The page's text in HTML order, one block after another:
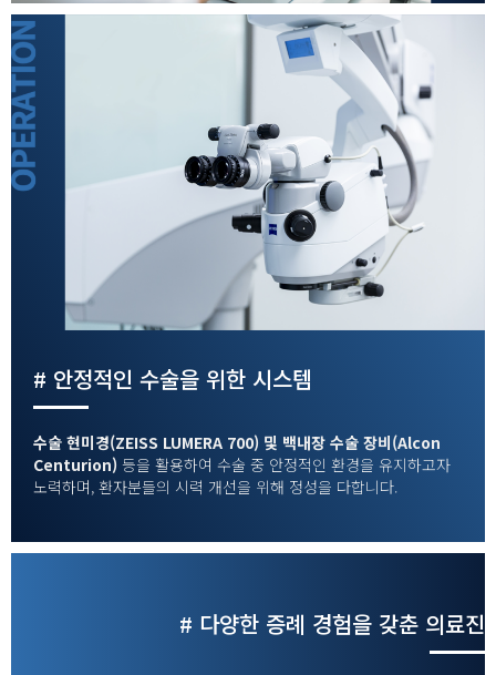
# 안정적인 수술을 위한 시스템
수술 현미경(ZEISS LUMERA 700) 및 백내장 수술 장비(Alcon
Centurion) 등을 활용하여 수술 중 안정적인 환경을 유지하고자
노력하며, 환자분들의 시력 개선을 위해 정성을 다합니다.
# 다양한 증례 경험을 갖춘 의료진